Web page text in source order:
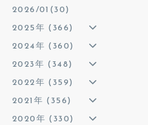
2026/01(30)
2025年 (366)
2024年 (360)
2023年 (348)
2022年 (359)
2021年 (356)
2020年 (330)